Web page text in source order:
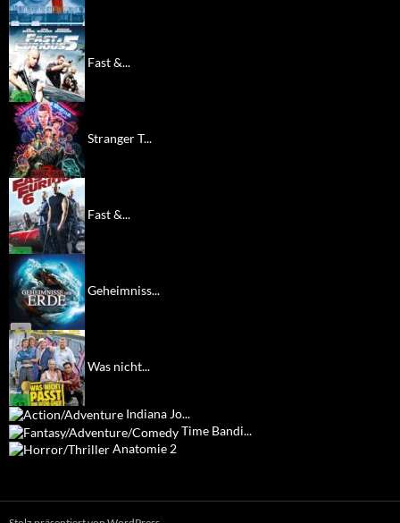
Fast &...
Stranger T...
Fast &...
Geheimniss...
Was nicht...
Indiana Jo...
Time Bandi...
Anatomie 2